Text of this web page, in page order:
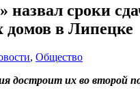
назвал сроки
домов в Липецке
, Общество
достроит их во второй